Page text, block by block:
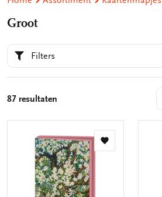
Groot
Filters
87 resultaten
Toevoegen